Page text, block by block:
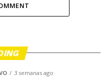
3 semanas ago